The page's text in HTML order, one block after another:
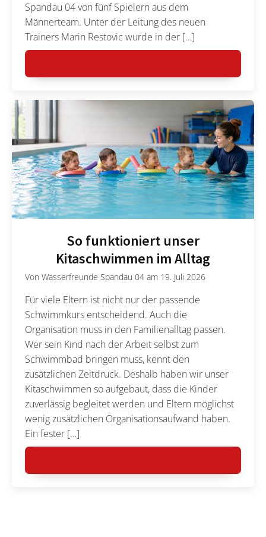
Spandau 04 von fünf Spielern aus dem
Männerteam. Unter der Leitung des neuen
Trainers Marin Restovic wurde in der […]
So funktioniert unser
Kitaschwimmen im Alltag
VonWasserfreunde Spandau 04 am 19. Juli 2026
Für viele Eltern ist nicht nur der passende
Schwimmkurs entscheidend. Auch die
Organisation muss in den Familienalltag passen.
Wer sein Kind nach der Arbeit selbst zum
Schwimmbad bringen muss, kennt den
zusätzlichen Zeitdruck. Deshalb haben wir unser
Kitaschwimmen so aufgebaut, dass die Kinder
zuverlässig begleitet werden und Eltern möglichst
wenig zusätzlichen Organisationsaufwand haben.
Ein fester […]